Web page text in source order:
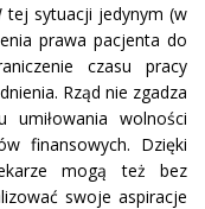
tej sytuacji jedynym (w
prawa pacjenta do
czasu pracy
Rząd nie zgadza
wolności
finansowych. Dzięki
mogą też bez
swoje aspiracje